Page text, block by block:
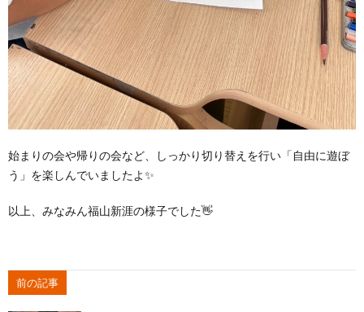
始まりの会や帰りの会など、しっかり切り替えを行い「自由に遊ぼ
う」を楽しんでいましたよ✨
以上、みなみん福山新涯の様子でした👋
前の記事